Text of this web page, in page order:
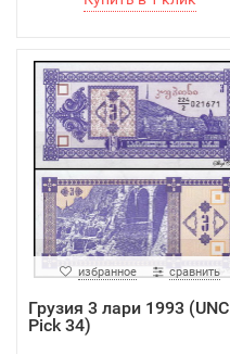
избранное сравнить
Грузия 3 лари 1993 (UNC
Pick 34)